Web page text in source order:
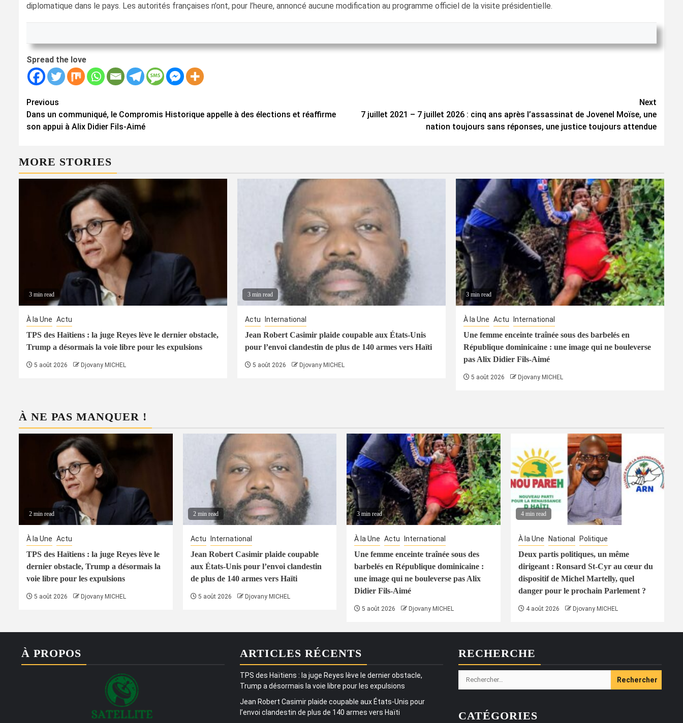
diplomatique dans le pays. Les autorités françaises n’ont, pour l’heure, annoncé aucune modification au programme officiel de la visite présidentielle.
Spread the love
Continue
Reading
Previous
Dans un communiqué, le Compromis Historique appelle à des élections et réaffirme
son appui à Alix Didier Fils-Aimé
Next
7 juillet 2021 – 7 juillet 2026 : cinq ans après l’assassinat de Jovenel Moïse, une
nation toujours sans réponses, une justice toujours attendue
MORE STORIES
3 min read
À la Une Actu
TPS des Haïtiens : la juge Reyes lève le dernier obstacle,
Trump a désormais la voie libre pour les expulsions
5 août 2026 Djovany MICHEL
3 min read
Actu International
Jean Robert Casimir plaide coupable aux États-Unis
pour l’envoi clandestin de plus de 140 armes vers Haïti
5 août 2026 Djovany MICHEL
3 min read
À la Une Actu International
Une femme enceinte traînée sous des barbelés en
République dominicaine : une image qui ne bouleverse
pas Alix Didier Fils-Aimé
5 août 2026 Djovany MICHEL
À NE PAS MANQUER !
2 min read
À la Une Actu
TPS des Haïtiens : la juge Reyes lève le
dernier obstacle, Trump a désormais la
voie libre pour les expulsions
5 août 2026 Djovany MICHEL
2 min read
Actu International
Jean Robert Casimir plaide coupable
aux États-Unis pour l’envoi clandestin
de plus de 140 armes vers Haïti
5 août 2026 Djovany MICHEL
3 min read
À la Une Actu International
Une femme enceinte traînée sous des
barbelés en République dominicaine :
une image qui ne bouleverse pas Alix
Didier Fils-Aimé
5 août 2026 Djovany MICHEL
4 min read
À la Une National Politique
Deux partis politiques, un même
dirigeant : Ronsard St-Cyr au cœur du
dispositif de Michel Martelly, quel
danger pour le prochain Parlement ?
4 août 2026 Djovany MICHEL
À PROPOS ARTICLES RÉCENTS
TPS des Haïtiens : la juge Reyes lève le dernier obstacle,
Trump a désormais la voie libre pour les expulsions
Jean Robert Casimir plaide coupable aux États-Unis pour
l’envoi clandestin de plus de 140 armes vers Haïti
RECHERCHE
Rechercher :
CATÉGORIES